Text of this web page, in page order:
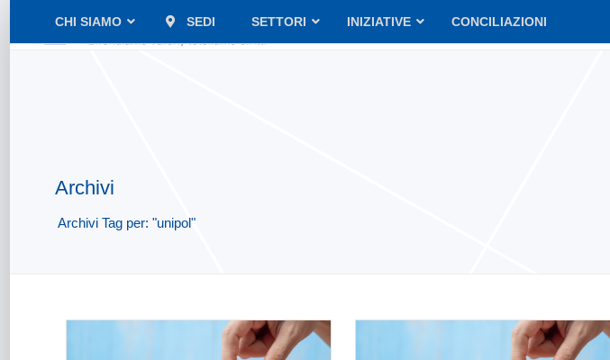
CHI SIAMO SEDI SETTORI INIZIATIVE CONCILIAZIONI
Archivi
Archivi Tag per: "unipol"